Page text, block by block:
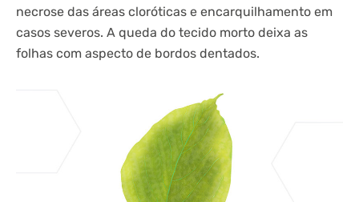
necrose das áreas cloróticas e encarquilhamento em
casos severos. A queda do tecido morto deixa as
folhas com aspecto de bordos dentados.